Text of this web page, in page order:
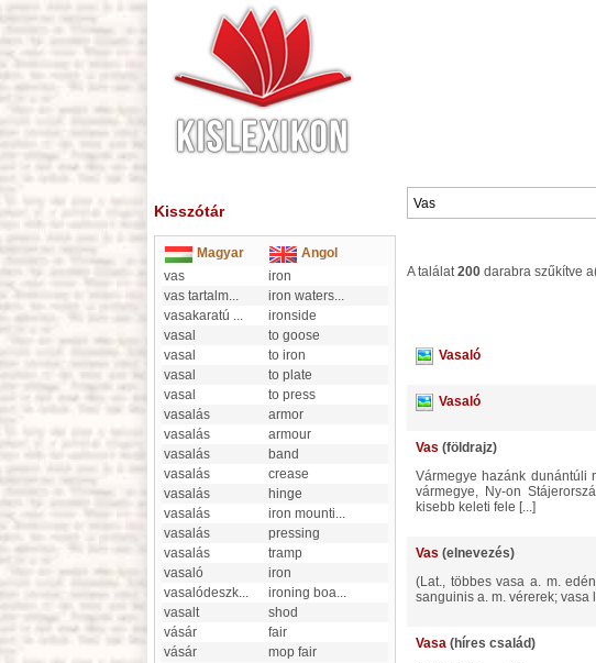
Kisszótár
Magyar
Angol
vas
iron
vas tartalm... iron waters...
vasakaratú ...
ironside
vasal
to goose
vasal
to iron
vasal
to plate
vasal
to press
vasalás
armor
vasalás
armour
vasalás
band
vasalás
crease
vasalás
hinge
vasalás
iron mounti...
vasalás
pressing
vasalás
tramp
vasaló
iron
vasalódeszk... ironing boa...
vasalt
shod
vásár
fair
vásár
mop fair
A találat200 darabra szűkítve
vasaló
vasaló
Vas (földrajz)
Vármegye hazánk dunántúli részében; határai É-on Alsó-Ausztria és Sopron vármegye, K-en Veszprém, D-en Zala
vármegye, Ny-on
kisebb keleti fele [...]
Vas (elnevezés)
(lat., többes vasa a. m. edény, erek.) Vasa, sacra, templomi edények. - A boncolástanban igy neveztetnek: a vasa
sanguinis a. m. vérerek; vasa
Vasa (híres család)